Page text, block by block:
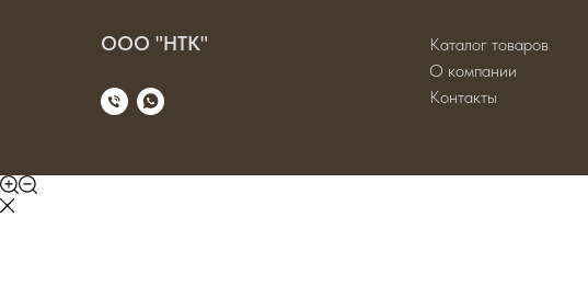
ООО "НТК"
Каталог товаров
О компании
Контакты